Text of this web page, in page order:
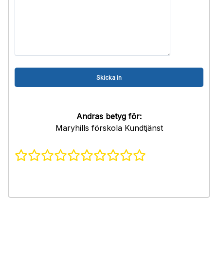
Andras betyg för:
Maryhills förskola Kundtjänst